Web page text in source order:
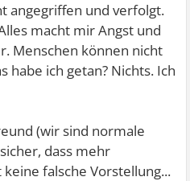
angegriffen und verfolgt.
macht mir Angst und
Menschen können nicht
habe ich getan? Nichts. Ich
(wir sind normale
dass mehr
falsche Vorstellung...